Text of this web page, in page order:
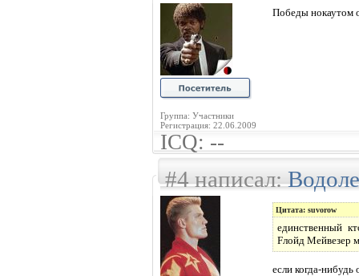
Группа: Участники
Регистрация: 22.06.2009
Победы нокаутом
ICQ: --
#4 написал:
Цитата: suvorow
единственный
Fлойд Мейвезер
если когда-нибудь